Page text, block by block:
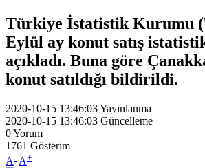
Türkiye İstatistik Kurumu
Eylül ay konut satış
açıkladı. Buna göre
konut satıldığı bildirildi.
2020-10-15 13:46:03Yayınlanma
2020-10-15 13:46:03 Güncelleme
0Yorum
1761 Gösterim
A- A+